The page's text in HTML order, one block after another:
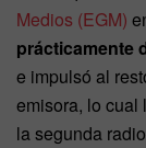
Medios (EGM)
prácticamente
e impulsó al
emisora, lo cual
la segunda